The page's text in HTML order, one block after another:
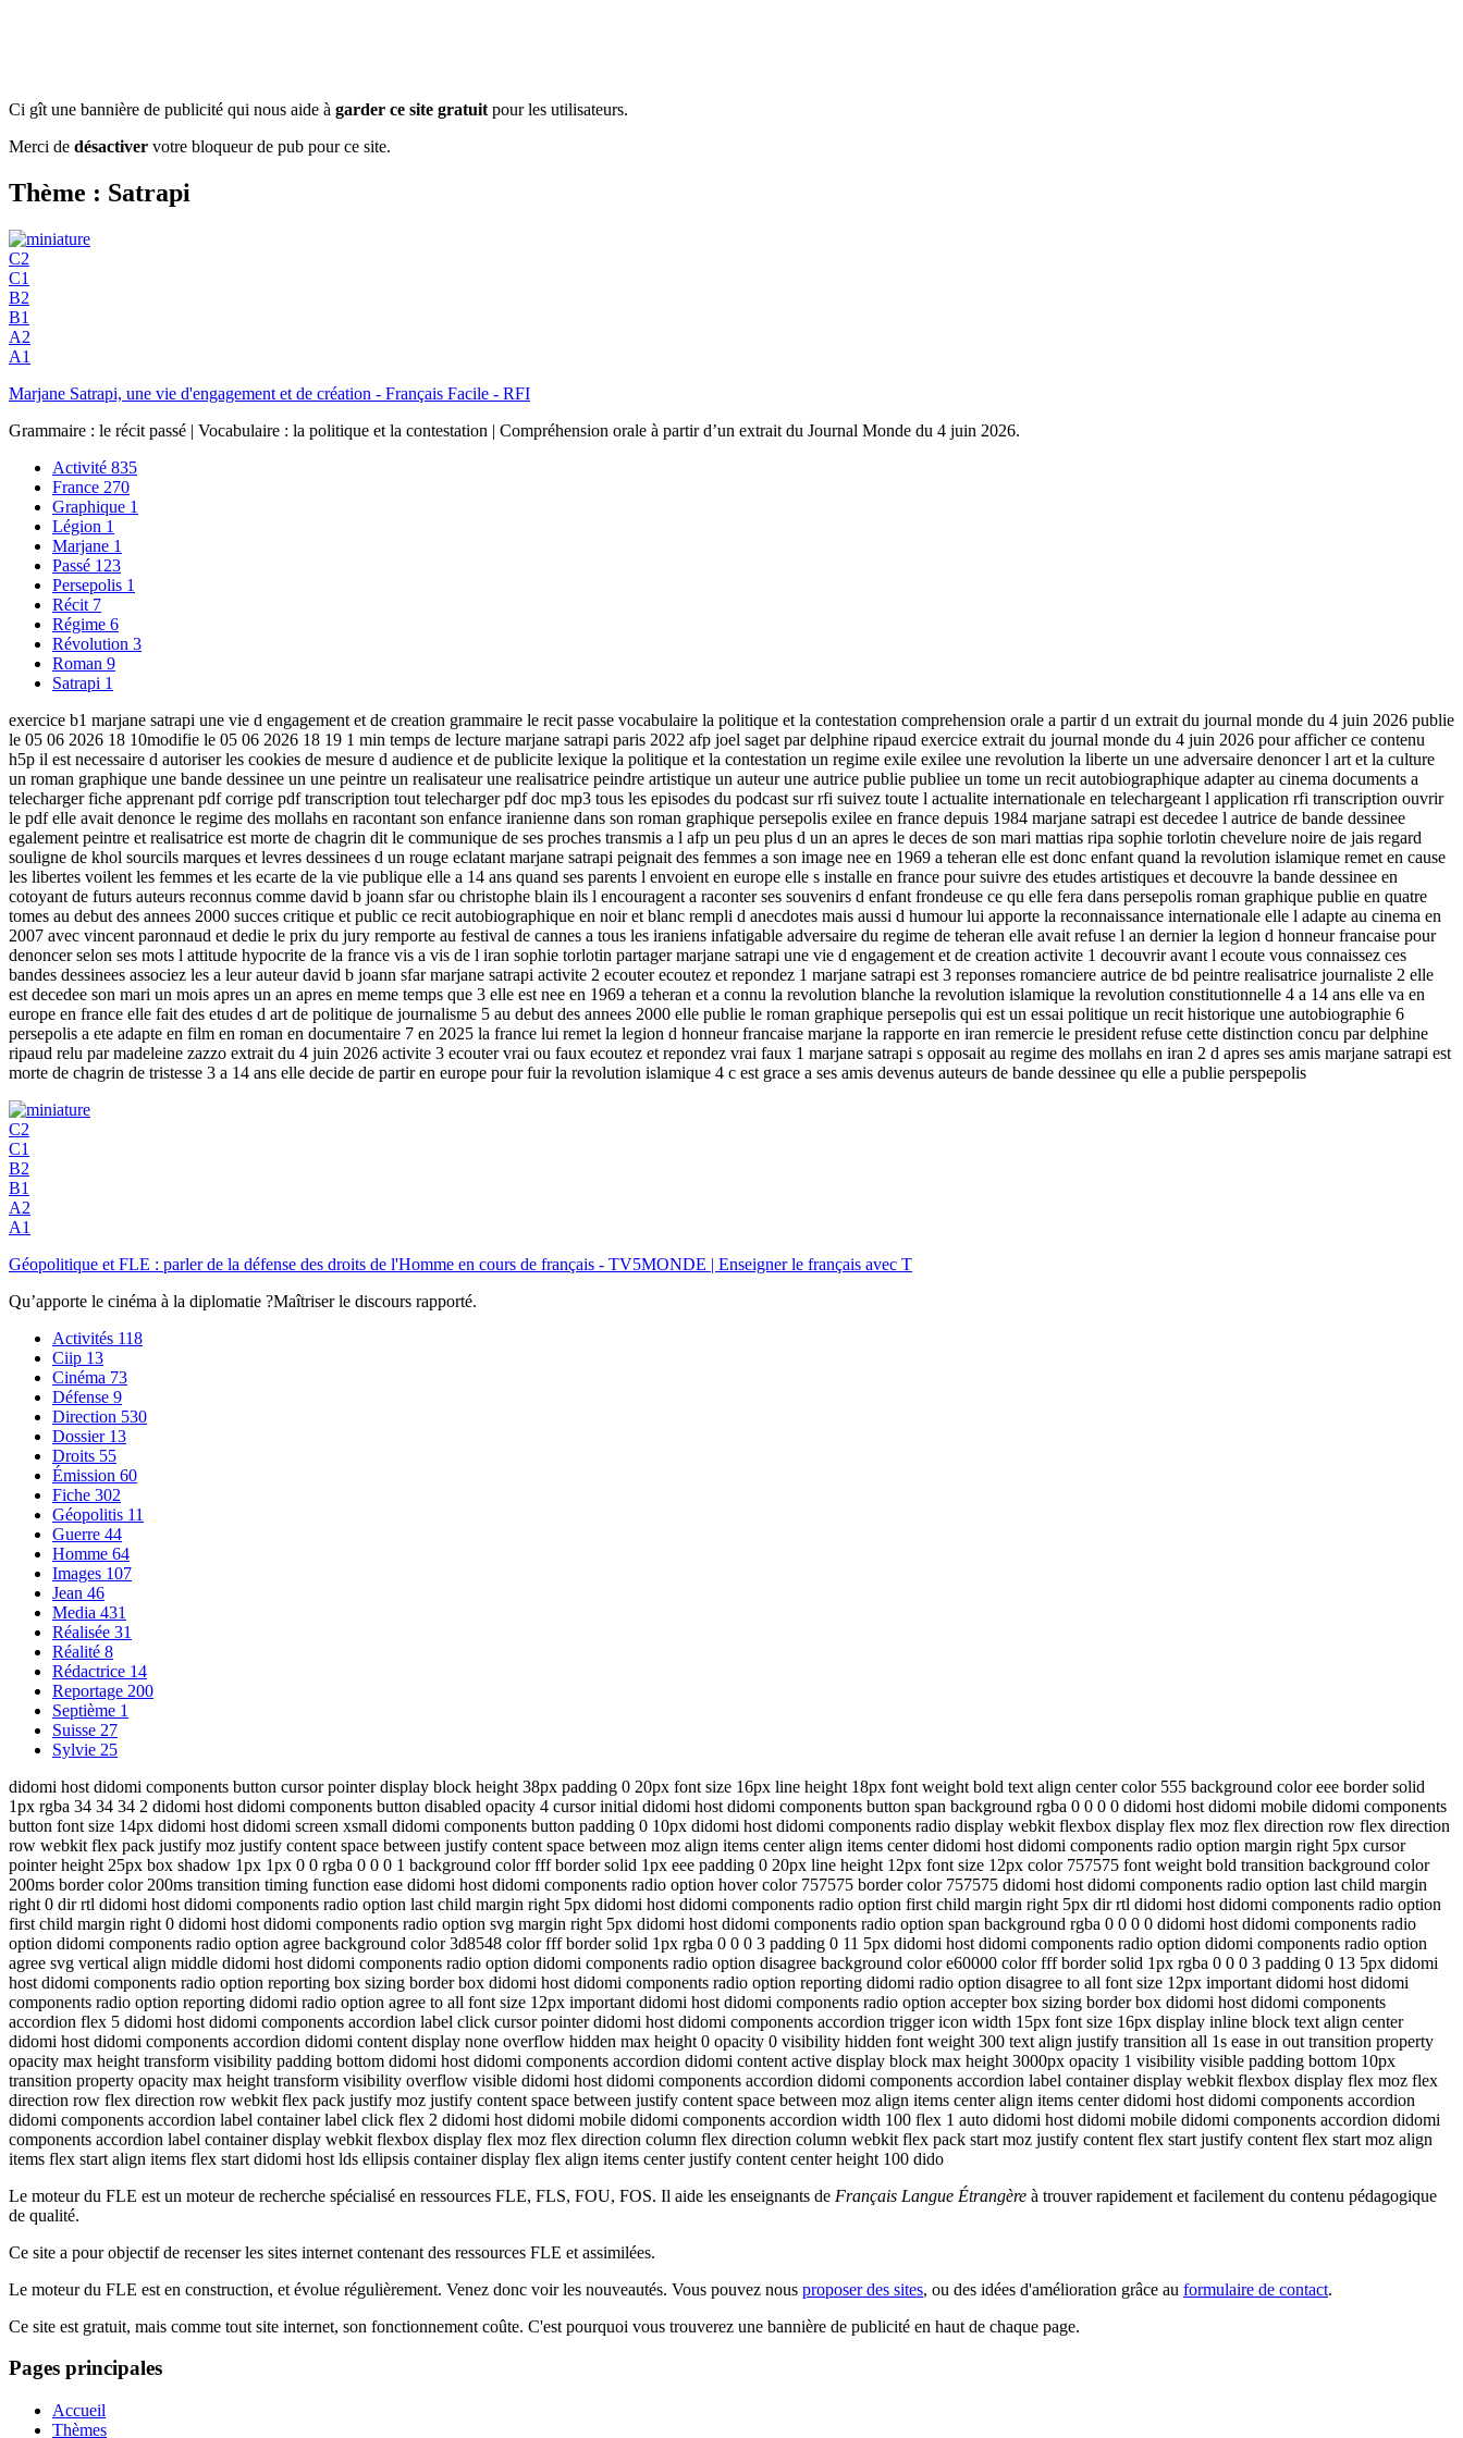
Ci gît une bannière de publicité qui nous aide à garder ce site gratuit pour les utilisateurs.
Merci de désactiver votre bloqueur de pub pour ce site.
Thème : Satrapi
C2
C1
B2
B1
A2
A1
Marjane Satrapi, une vie d'engagement et de création - Français Facile - RFI
Grammaire : le récit passé | Vocabulaire : la politique et la contestation | Compréhension orale à partir d’un extrait du Journal Monde du 4 juin 2026.
Activité 835
France 270
Graphique 1
Légion 1
Marjane 1
Passé 123
Persepolis 1
Récit 7
Régime 6
Révolution 3
Roman 9
Satrapi 1
exercice b1 marjane satrapi une vie d engagement et de creation grammaire le recit passe vocabulaire la politique et la contestation comprehension orale a partir d un extrait du journal monde du 4 juin 2026 publie
le 05 06 2026 18 10modifie le 05 06 2026 18 19 1 min temps de lecture marjane satrapi paris 2022 afp joel saget par delphine ripaud exercice extrait du journal monde du 4 juin 2026 pour afficher ce contenu
h5p il est necessaire d autoriser les cookies de mesure d audience et de publicite lexique la politique et la contestation un regime exile exilee une revolution la liberte un une adversaire denoncer l art et la culture
un roman graphique une bande dessinee un une peintre un realisateur une realisatrice peindre artistique un auteur une autrice publie publiee un tome un recit autobiographique adapter au cinema documents a
telecharger fiche apprenant pdf corrige pdf transcription tout telecharger pdf doc mp3 tous les episodes du podcast sur rfi suivez toute l actualite internationale en telechargeant l application rfi transcription ouvrir
le pdf elle avait denonce le regime des mollahs en racontant son enfance iranienne dans son roman graphique persepolis exilee en france depuis 1984 marjane satrapi est decedee l autrice de bande dessinee
egalement peintre et realisatrice est morte de chagrin dit le communique de ses proches transmis a l afp un peu plus d un an apres le deces de son mari mattias ripa sophie torlotin chevelure noire de jais regard
souligne de khol sourcils marques et levres dessinees d un rouge eclatant marjane satrapi peignait des femmes a son image nee en 1969 a teheran elle est donc enfant quand la revolution islamique remet en cause
les libertes voilent les femmes et les ecarte de la vie publique elle a 14 ans quand ses parents l envoient en europe elle s installe en france pour suivre des etudes artistiques et decouvre la bande dessinee en
cotoyant de futurs auteurs reconnus comme david b joann sfar ou christophe blain ils l encouragent a raconter ses souvenirs d enfant frondeuse ce qu elle fera dans persepolis roman graphique publie en quatre
tomes au debut des annees 2000 succes critique et public ce recit autobiographique en noir et blanc rempli d anecdotes mais aussi d humour lui apporte la reconnaissance internationale elle l adapte au cinema en
2007 avec vincent paronnaud et dedie le prix du jury remporte au festival de cannes a tous les iraniens infatigable adversaire du regime de teheran elle avait refuse l an dernier la legion d honneur francaise pour
denoncer selon ses mots l attitude hypocrite de la france vis a vis de l iran sophie torlotin partager marjane satrapi une vie d engagement et de creation activite 1 decouvrir avant l ecoute vous connaissez ces
bandes dessinees associez les a leur auteur david b joann sfar marjane satrapi activite 2 ecouter ecoutez et repondez 1 marjane satrapi est 3 reponses romanciere autrice de bd peintre realisatrice journaliste 2 elle
est decedee son mari un mois apres un an apres en meme temps que 3 elle est nee en 1969 a teheran et a connu la revolution blanche la revolution islamique la revolution constitutionnelle 4 a 14 ans elle va en
europe en france elle fait des etudes d art de politique de journalisme 5 au debut des annees 2000 elle publie le roman graphique persepolis qui est un essai politique un recit historique une autobiographie 6
persepolis a ete adapte en film en roman en documentaire 7 en 2025 la france lui remet la legion d honneur francaise marjane la rapporte en iran remercie le president refuse cette distinction concu par delphine
ripaud relu par madeleine zazzo extrait du 4 juin 2026 activite 3 ecouter vrai ou faux ecoutez et repondez vrai faux 1 marjane satrapi s opposait au regime des mollahs en iran 2 d apres ses amis marjane satrapi est
morte de chagrin de tristesse 3 a 14 ans elle decide de partir en europe pour fuir la revolution islamique 4 c est grace a ses amis devenus auteurs de bande dessinee qu elle a publie perspepolis
C2
C1
B2
B1
A2
A1
Géopolitique et FLE : parler de la défense des droits de l'Homme en cours de français - TV5MONDE | Enseigner le français avec T
Qu’apporte le cinéma à la diplomatie ?Maîtriser le discours rapporté.
Activités 118
Ciip 13
Cinéma 73
Défense 9
Direction 530
Dossier 13
Droits 55
Émission 60
Fiche 302
Géopolitis 11
Guerre 44
Homme 64
Images 107
Jean 46
Media 431
Réalisée 31
Réalité 8
Rédactrice 14
Reportage 200
Septième 1
Suisse 27
Sylvie 25
didomi host didomi components button cursor pointer display block height 38px padding 0 20px font size 16px line height 18px font weight bold text align center color 555 background color eee border solid
1px rgba 34 34 34 2 didomi host didomi components button disabled opacity 4 cursor initial didomi host didomi components button span background rgba 0 0 0 0 didomi host didomi mobile didomi components
button font size 14px didomi host didomi screen xsmall didomi components button padding 0 10px didomi host didomi components radio display webkit flexbox display flex moz flex direction row flex direction
row webkit flex pack justify moz justify content space between justify content space between moz align items center align items center didomi host didomi components radio option margin right 5px cursor
pointer height 25px box shadow 1px 1px 0 0 rgba 0 0 0 1 background color fff border solid 1px eee padding 0 20px line height 12px font size 12px color 757575 font weight bold transition background color
200ms border color 200ms transition timing function ease didomi host didomi components radio option hover color 757575 border color 757575 didomi host didomi components radio option last child margin
right 0 dir rtl didomi host didomi components radio option last child margin right 5px didomi host didomi components radio option first child margin right 5px dir rtl didomi host didomi components radio option
first child margin right 0 didomi host didomi components radio option svg margin right 5px didomi host didomi components radio option span background rgba 0 0 0 0 didomi host didomi components radio
option didomi components radio option agree background color 3d8548 color fff border solid 1px rgba 0 0 0 3 padding 0 11 5px didomi host didomi components radio option didomi components radio option
agree svg vertical align middle didomi host didomi components radio option didomi components radio option disagree background color e60000 color fff border solid 1px rgba 0 0 0 3 padding 0 13 5px didomi
host didomi components radio option reporting box sizing border box didomi host didomi components radio option reporting didomi radio option disagree to all font size 12px important didomi host didomi
components radio option reporting didomi radio option agree to all font size 12px important didomi host didomi components radio option accepter box sizing border box didomi host didomi components
accordion flex 5 didomi host didomi components accordion label click cursor pointer didomi host didomi components accordion trigger icon width 15px font size 16px display inline block text align center
didomi host didomi components accordion didomi content display none overflow hidden max height 0 opacity 0 visibility hidden font weight 300 text align justify transition all 1s ease in out transition property
opacity max height transform visibility padding bottom didomi host didomi components accordion didomi content active display block max height 3000px opacity 1 visibility visible padding bottom 10px
transition property opacity max height transform visibility overflow visible didomi host didomi components accordion didomi components accordion label container display webkit flexbox display flex moz flex
direction row flex direction row webkit flex pack justify moz justify content space between justify content space between moz align items center align items center didomi host didomi components accordion
didomi components accordion label container label click flex 2 didomi host didomi mobile didomi components accordion width 100 flex 1 auto didomi host didomi mobile didomi components accordion didomi
components accordion label container display webkit flexbox display flex moz flex direction column flex direction column webkit flex pack start moz justify content flex start justify content flex start moz align
items flex start align items flex start didomi host lds ellipsis container display flex align items center justify content center height 100 dido
Le moteur du FLE est un moteur de recherche spécialisé en ressources FLE, FLS, FOU, FOS. Il aide les enseignants de Français Langue Étrangère à trouver rapidement et facilement du contenu pédagogique
de qualité.
Ce site a pour objectif de recenser les sites internet contenant des ressources FLE et assimilées.
Le moteur du FLE est en construction, et évolue régulièrement. Venez donc voir les nouveautés. Vous pouvez nous proposer des sites, ou des idées d'amélioration grâce au formulaire de contact.
Ce site est gratuit, mais comme tout site internet, son fonctionnement coûte. C'est pourquoi vous trouverez une bannière de publicité en haut de chaque page.
Pages principales
Accueil
Thèmes